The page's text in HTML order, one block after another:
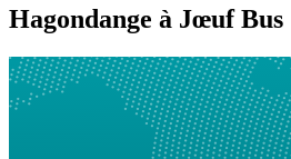
Hagondange à Jœuf Bus